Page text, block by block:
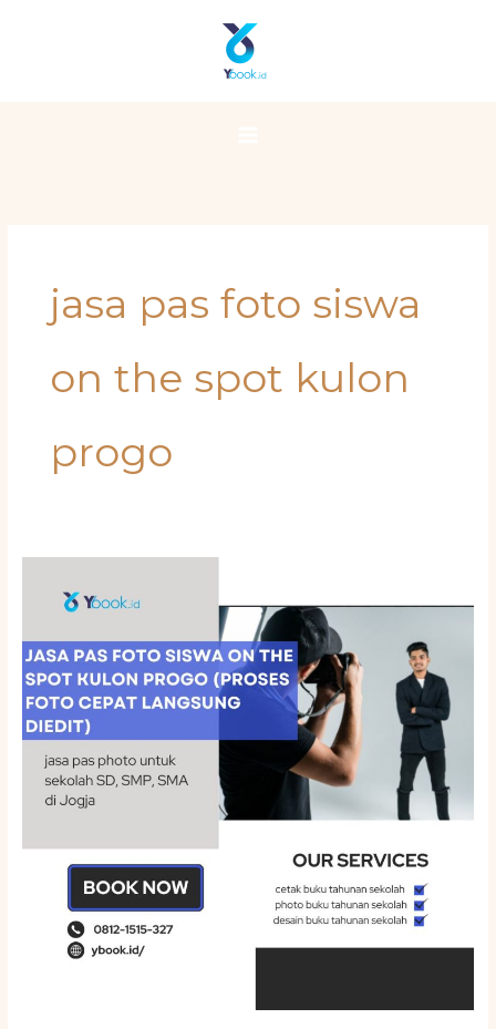
Main
Menu
jasa pas foto siswa
on the spot kulon
progo
Siswa
On
The
Spot
Progo
(Proses
Cepat
Langsung